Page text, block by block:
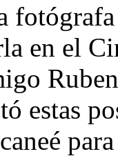
en el
estas